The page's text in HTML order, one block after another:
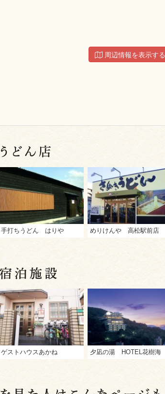
周辺情報を表示する
手打ちうどん はりや めりけんや 高松駅前店
ゲストハウスあかね 夕凪の湯 HOTEL花樹海